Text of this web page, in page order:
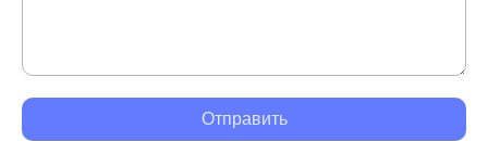
Отправить